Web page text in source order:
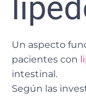
Un aspecto
pacientes con
intestinal.
Según las